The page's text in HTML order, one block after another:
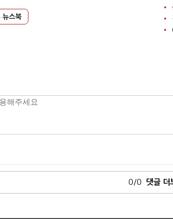
뉴스북
0/0 댓글 더